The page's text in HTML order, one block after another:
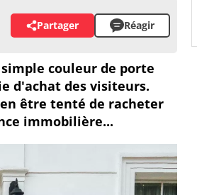
Partager Réagir
couleur de porte
d'achat des visiteurs.
être tenté de racheter
immobilière...